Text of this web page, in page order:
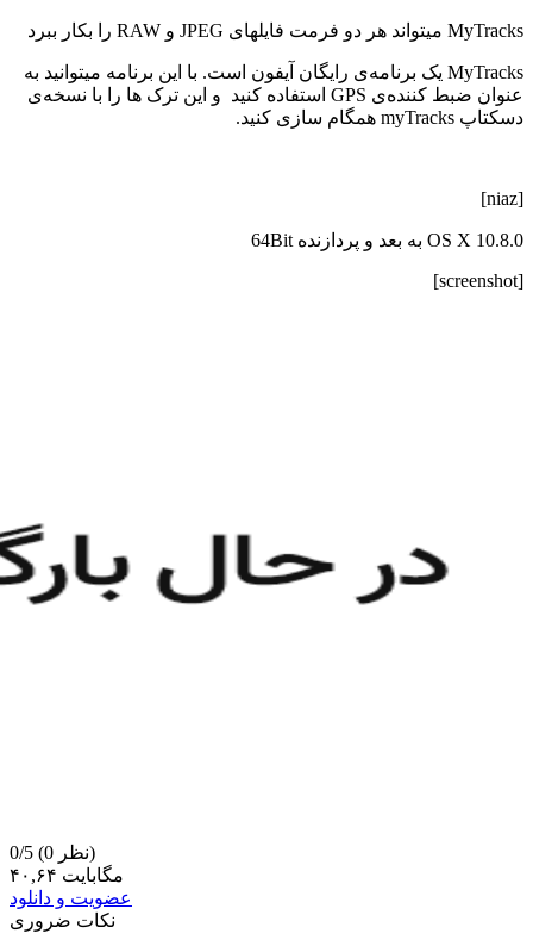
MyTracks میتواند هر دو فرمت فایلهای JPEG و RAW را بکار ببرد
MyTracks یک برنامه‌ی رایگان آیفون است. با این برنامه میتوانید به
عنوان ضبط کننده‌ی GPS استفاده کنید و این ترک ها را با نسخه‌ی
دسکتاپ myTracks همگام سازی کنید.
[niaz]
OS X 10.8.0 به بعد و پردازنده 64Bit
[screenshot]
0/5
(0 نظر)
۴۰,۶۴ مگابایت
عضویت و دانلود
نکات ضروری